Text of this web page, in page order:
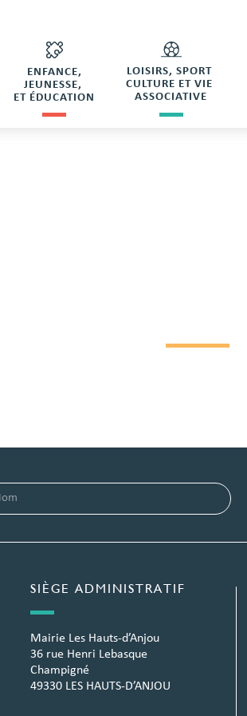
ENFANCE,
JEUNESSE,
ET ÉDUCATION
LOISIRS, SPORT
CULTURE ET VIE
ASSOCIATIVE
SIÈGE ADMINISTRATIF
Mairie Les Hauts-d’Anjou
36 rue Henri Lebasque
Champigné
49330 LES HAUTS-D’ANJOU